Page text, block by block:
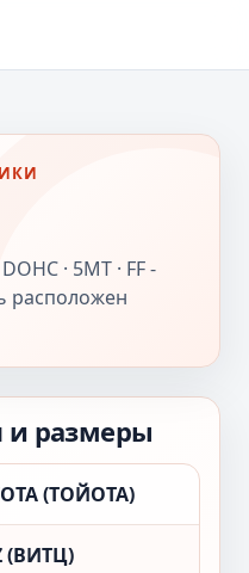
· 5MT · FF -
расположен
и размеры
(ТОЙОТА)
(ВИТЦ)